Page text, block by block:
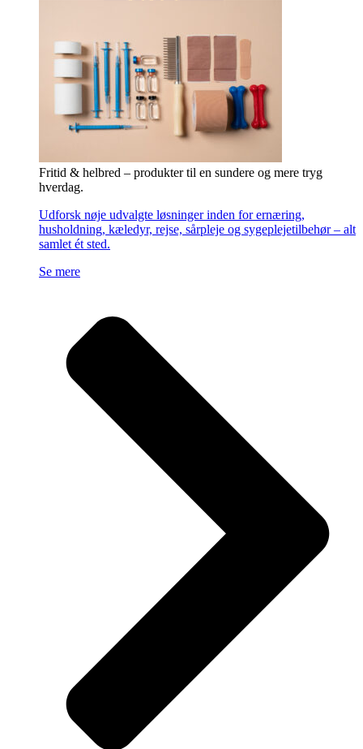
Fritid & helbred – produkter til en sundere og mere tryg
hverdag.
Udforsk nøje udvalgte løsninger inden for ernæring,
husholdning, kæledyr, rejse, sårpleje og sygeplejetilbehør – alt
samlet ét sted.
Se mere